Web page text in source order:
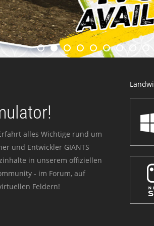
alles Wichtige rund um
und Entwickler GIANTS
in unserem offiziellen
- im Forum, auf
Feldern!